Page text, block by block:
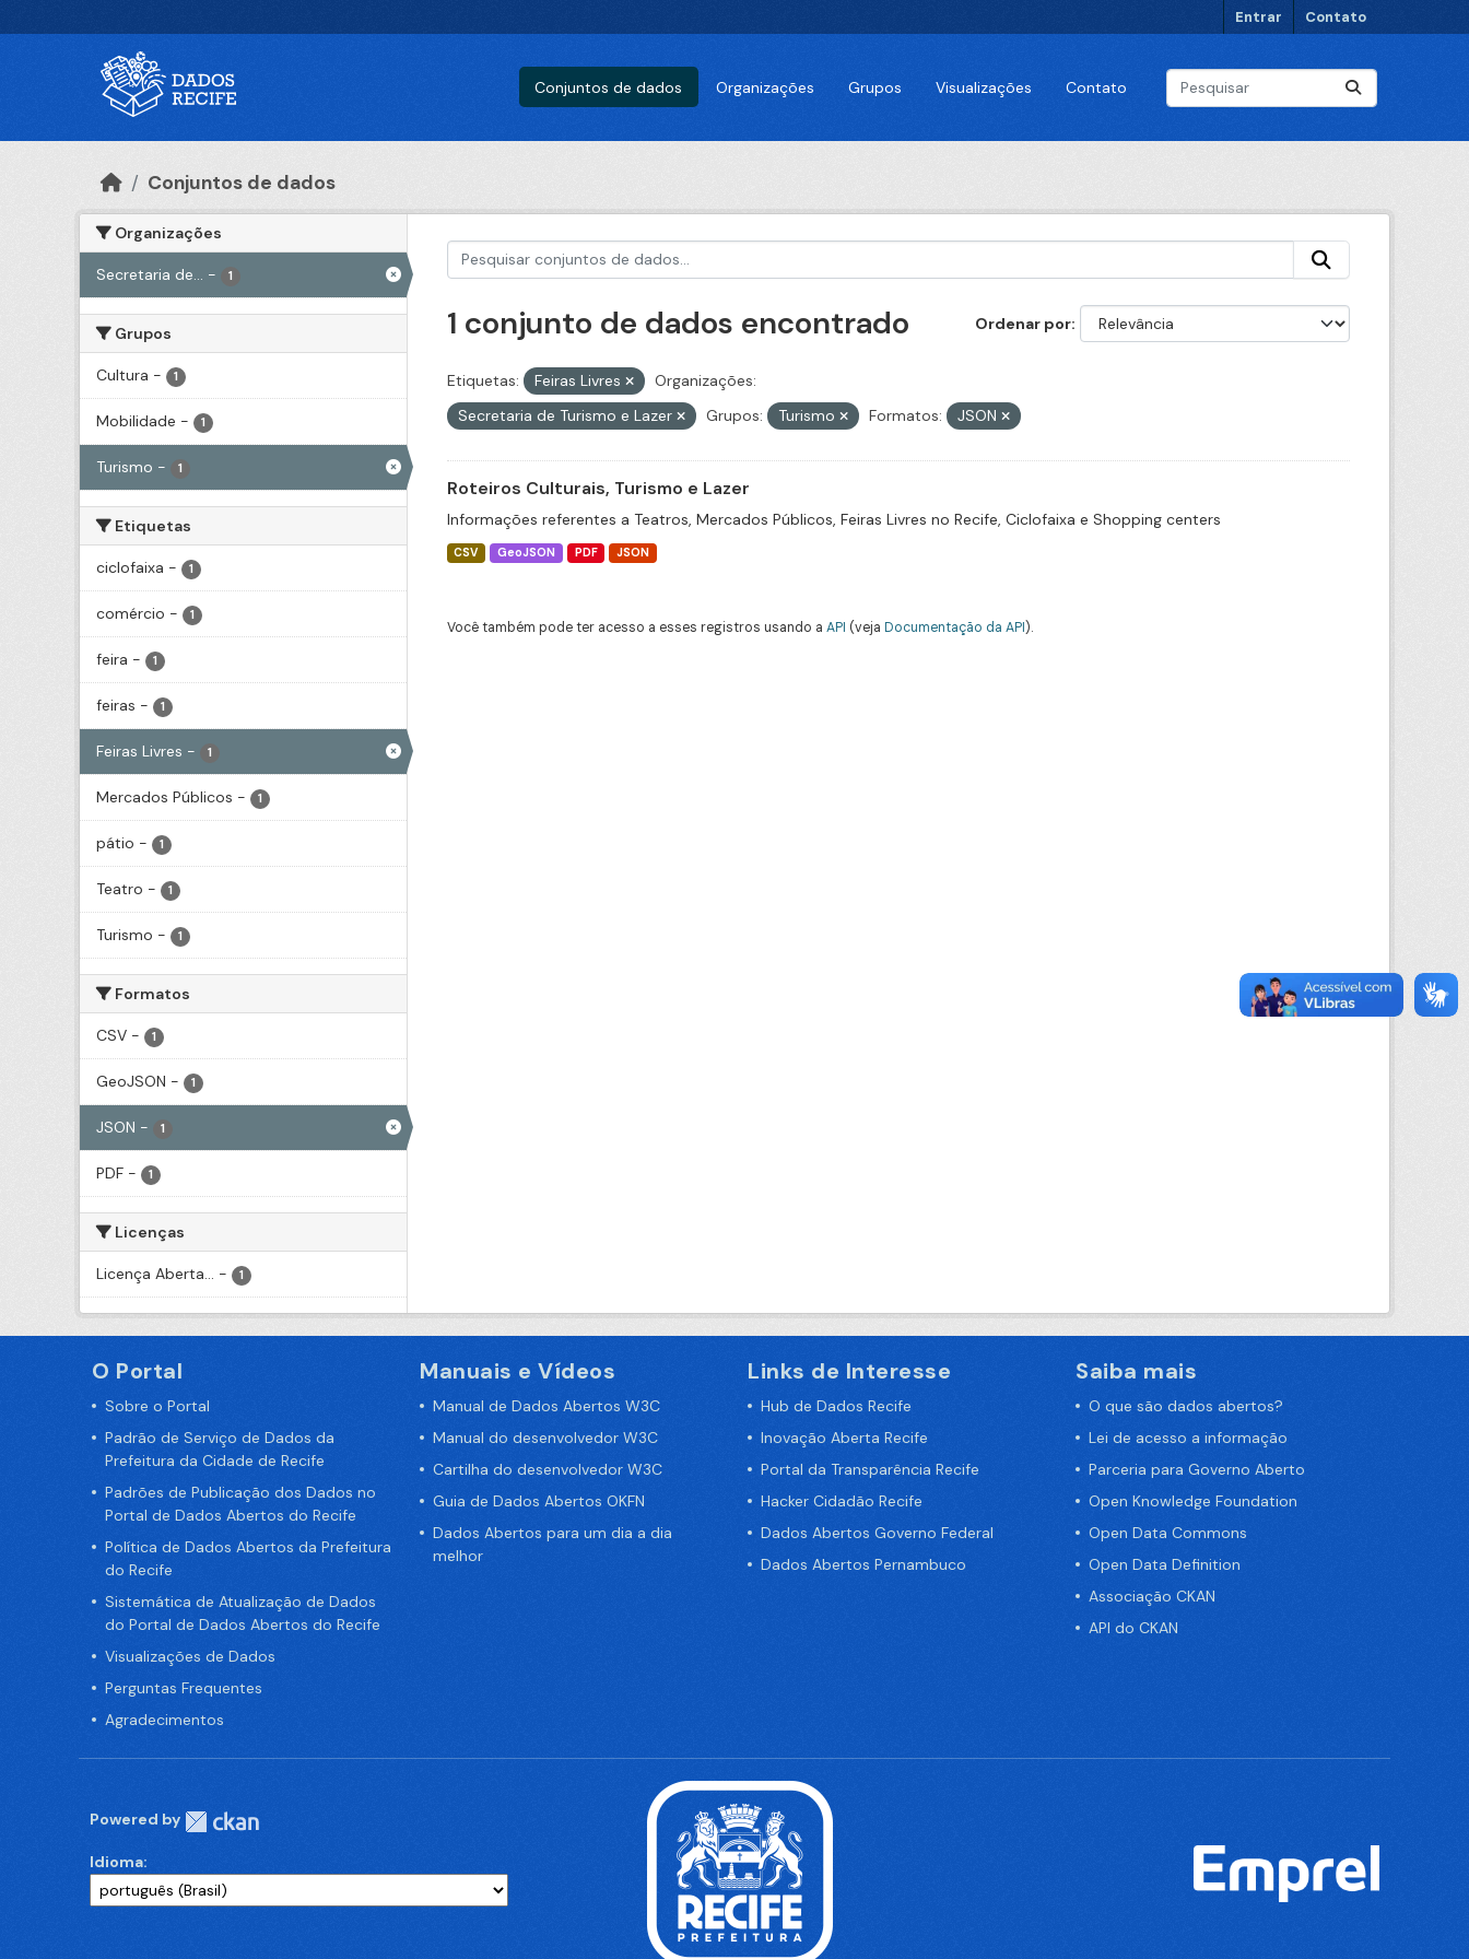
Entrar Contato
Conjuntos de dados Organizações Grupos Visualizações Contato
Conjuntos de dados
Organizações
Secretaria de... - 1
Grupos
Cultura - 1
Mobilidade - 1
Turismo - 1
Etiquetas
ciclofaixa - 1
comércio - 1
feira - 1
feiras - 1
Feiras Livres - 1
Mercados Públicos - 1
pátio - 1
Teatro - 1
Turismo - 1
Formatos
CSV - 1
GeoJSON - 1
JSON - 1
PDF - 1
Licenças
Licença Aberta... - 1
Ordenar por
1 conjunto de dados encontrado
Etiquetas: Feiras Livres
Organizações:
Secretaria de Turismo e Lazer
Grupos: Turismo Formatos: JSON
Roteiros Culturais, Turismo e Lazer
Informações referentes a Teatros, Mercados Públicos, Feiras Livres no Recife, Ciclofaixa e Shopping centers
CSV GeoJSON PDF JSON
Você também pode ter acesso a esses registros usando a API (veja Documentação da API).
O Portal
Sobre o Portal
Padrão de Serviço de Dados da
Prefeitura da Cidade de Recife
Padrões de Publicação dos Dados no
Portal de Dados Abertos do Recife
Política de Dados Abertos da Prefeitura
do Recife
Sistemática de Atualização de Dados
do Portal de Dados Abertos do Recife
Visualizações de Dados
Perguntas Frequentes
Agradecimentos
Manuais e Vídeos
Manual de Dados Abertos W3C
Manual do desenvolvedor W3C
Cartilha do desenvolvedor W3C
Guia de Dados Abertos OKFN
Dados Abertos para um dia a dia
melhor
Links de Interesse
Hub de Dados Recife
Inovação Aberta Recife
Portal da Transparência Recife
Hacker Cidadão Recife
Dados Abertos Governo Federal
Dados Abertos Pernambuco
Saiba mais
O que são dados abertos?
Lei de acesso a informação
Parceria para Governo Aberto
Open Knowledge Foundation
Open Data Commons
Open Data Definition
Associação CKAN
API do CKAN
Powered by
Idioma